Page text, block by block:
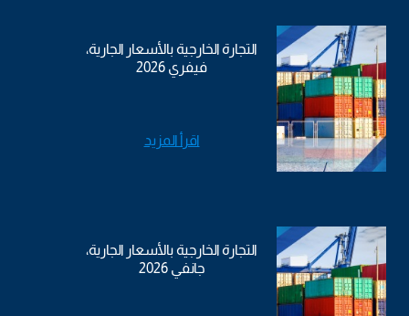
التجارة الخارجية بالأسعار الجارية،
فيفري 2026
اقرأ المزيد
التجارة الخارجية بالأسعار الجارية،
جانفي 2026